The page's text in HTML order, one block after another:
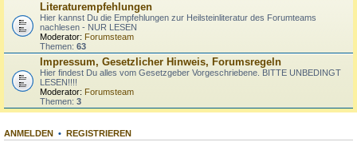
Literaturempfehlungen
Hier kannst Du die Empfehlungen zur Heilsteinliteratur des Forumteams
nachlesen - NUR LESEN
Moderator: Forumsteam
Themen: 63
Impressum, Gesetzlicher Hinweis, Forumsregeln
Hier findest Du alles vom Gesetzgeber Vorgeschriebene. BITTE UNBEDINGT
LESEN!!!!
Moderator: Forumsteam
Themen: 3
ANMELDEN • REGISTRIEREN